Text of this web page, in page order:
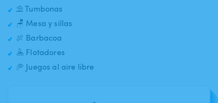
⛱️ Tumbonas
🪑 Mesa y sillas
🍖 Barbacoa
🤽 Flotadores
🥏 Juegos al aire libre